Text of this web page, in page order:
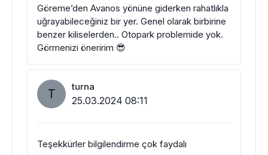
Göreme’den Avanos yönüne giderken rahatlıkla
uğrayabileceğiniz bir yer. Genel olarak birbirine
benzer kiliselerden.. Otopark problemide yok.
Görmenizi öneririm 😎
T turna
25.03.2024 08:11
Teşekkürler bilgilendirme çok faydalı